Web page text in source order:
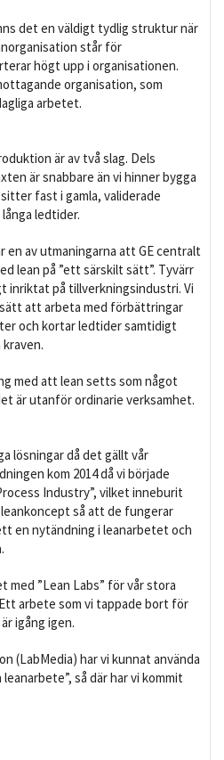
det en väldigt tydlig struktur när
står för
högt upp i organisationen.
organisation, som
arbetet.
är av två slag. Dels
är snabbare än vi hinner bygga
fast i gamla, validerade
ledtider.
en av utmaningarna att GE centralt
lean på ”ett särskilt sätt”. Tyvärr
inriktat på tillverkningsindustri. Vi
att arbeta med förbättringar
och kortar ledtider samtidigt
med att lean setts som något
är utanför ordinarie verksamhet.
lösningar då det gällt vår
kom 2014 då vi började
Industry”, vilket inneburit
så att de fungerar
en nytändning i leanarbetet och
med ”Lean Labs” för vår stora
arbete som vi tappade bort för
igång igen.
(LabMedia) har vi kunnat använda
så där har vi kommit